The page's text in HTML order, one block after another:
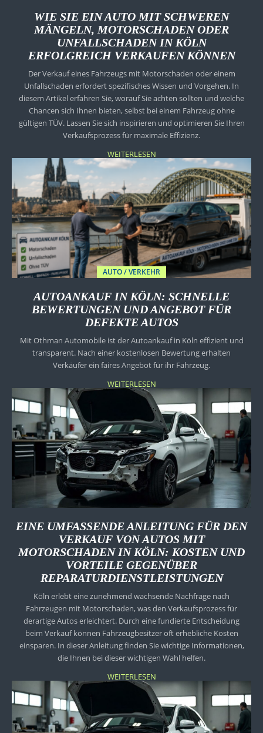
WIE SIE EIN AUTO MIT SCHWEREN
MÄNGELN, MOTORSCHADEN ODER
UNFALLSCHADEN IN KÖLN
ERFOLGREICH VERKAUFEN KÖNNEN
Der Verkauf eines Fahrzeugs mit Motorschaden oder einem
Unfallschaden erfordert spezifisches Wissen und Vorgehen. In
diesem Artikel erfahren Sie, worauf Sie achten sollten und welche
Chancen sich Ihnen bieten, selbst bei einem Fahrzeug ohne
gültigen TÜV. Lassen Sie sich inspirieren und optimieren Sie Ihren
Verkaufsprozess für maximale Effizienz.
WEITERLESEN
AUTO / VERKEHR
AUTOANKAUF IN KÖLN: SCHNELLE
BEWERTUNGEN UND ANGEBOT FÜR
DEFEKTE AUTOS
Mit Othman Automobile ist der Autoankauf in Köln effizient und
transparent. Nach einer kostenlosen Bewertung erhalten
Verkäufer ein faires Angebot für ihr Fahrzeug.
WEITERLESEN
EINE UMFASSENDE ANLEITUNG FÜR DEN
VERKAUF VON AUTOS MIT
MOTORSCHADEN IN KÖLN: KOSTEN UND
VORTEILE GEGENÜBER
REPARATURDIENSTLEISTUNGEN
Köln erlebt eine zunehmend wachsende Nachfrage nach
Fahrzeugen mit Motorschaden, was den Verkaufsprozess für
derartige Autos erleichtert. Durch eine fundierte Entscheidung
beim Verkauf können Fahrzeugbesitzer oft erhebliche Kosten
einsparen. In dieser Anleitung finden Sie wichtige Informationen,
die Ihnen bei dieser wichtigen Wahl helfen.
WEITERLESEN